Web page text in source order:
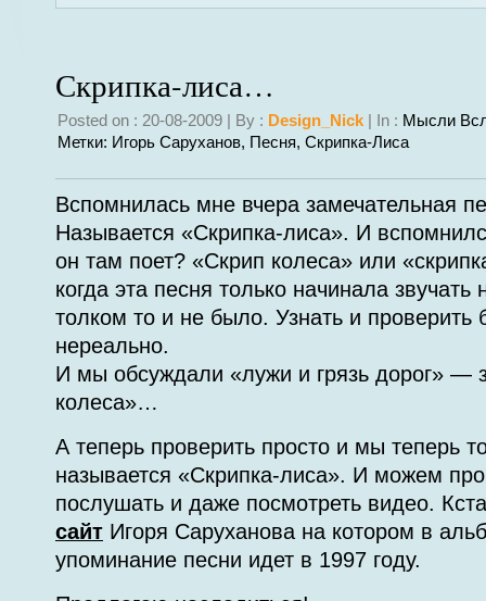
Скрипка-лиса…
Posted on : 20-08-2009 | By : Design_Nick | In : Мысли
Метки: Игорь Саруханов, Песня, Скрипка-Лиса
Вспомнилась мне вчера замечательная
Называется «Скрипка-лиса». И
он там поет? «Скрип колеса» или
когда эта песня только начинала звучать
толком то и не было. Узнать и проверить
нереально.
И мы обсуждали «лужи и грязь дорог» —
колеса»…
А теперь проверить просто и мы теперь
называется «Скрипка-лиса». И можем
послушать и даже посмотреть видео.
сайт Игоря Саруханова на котором в
упоминание песни идет в 1997 году.